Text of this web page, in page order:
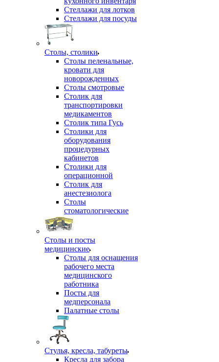
Стеллажи для лотков
Стеллажи для посуды
Столы, столики
Столы пеленальные,
кровати для
новорожденных
Столы смотровые
Столик для
транспортировки
медикаментов
Столик типа Гусь
Столики для
оборудования
процедурных
кабинетов
Столики для
операционной
Столик для
анестезиолога
Столы
стоматологические
Столы и посты
медицинские
Столы для оснащения
рабочего места
медицинского
работника
Посты для
медперсонала
Палатные столы
Стулья, кресла, табуреты
Кресла для забора